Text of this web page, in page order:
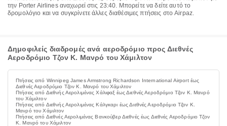
την Porter Airlines αναχωρεί στις 23:40. Μπορείτε να δείτε αυτό το
δρομολόγιο και να συγκρίνετε άλλες διαθέσιμες πτήσεις στο Airpaz.
Δημοφιλείς διαδρομές ανά αεροδρόμιο προς Διεθνές
Αεροδρόμιο Τζον Κ. Μανρό του Χάμιλτον
Πτήσεις από Winnipeg James Armstrong Richardson International Airport έως
Διεθνές Αεροδρόμιο Τζον Κ. Μανρό του Χάμιλτον
Πτήσεις από Διεθνής Αερολιμένας Χάλιφαξ έως Διεθνές Αεροδρόμιο Τζον Κ. Μανρό
του Χάμιλτον
Πτήσεις από Διεθνής Αερολιμένας Κάλγκαρι έως Διεθνές Αεροδρόμιο Τζον Κ.
Μανρό του Χάμιλτον
Πτήσεις από Διεθνές Αερολιμένας Βανκούβερ Διεθνές έως Διεθνές Αεροδρόμιο Τζον
Κ. Μανρό του Χάμιλτον